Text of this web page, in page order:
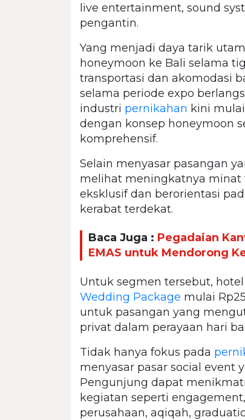
live entertainment, sound
pengantin.
Yang menjadi daya tarik
honeymoon ke Bali selama
transportasi dan akomodasi
selama periode expo
industri pernikahan kini
dengan konsep honeymoon
komprehensif.
Selain menyasar pasangan
melihat meningkatnya minat
eksklusif dan berorientasi
kerabat terdekat.
Baca Juga : Pegadaian
EMAS untuk Mendorong
Untuk segmen tersebut,
Wedding Package mulai
untuk pasangan yang
privat dalam perayaan hari
Tidak hanya fokus pada
menyasar pasar social event
Pengunjung dapat
kegiatan seperti
perusahaan, aqiqah,